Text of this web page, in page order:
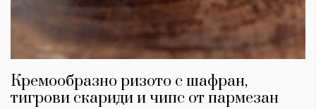
Кремообразно ризото с шафран,
тигрови скариди и чипс от пармезан